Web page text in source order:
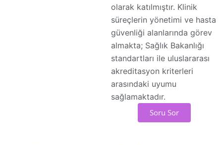
olarak katılmıştır. Klinik
süreçlerin yönetimi ve hasta
güvenliği alanlarında görev
almakta; Sağlık Bakanlığı
standartları ile uluslararası
akreditasyon kriterleri
arasındaki uyumu
sağlamaktadır.
Soru Sor